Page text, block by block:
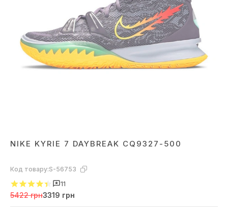
NIKE KYRIE 7 DAYBREAK CQ9327-500
Код товару:S-56753
11
5422 грн3319 грн